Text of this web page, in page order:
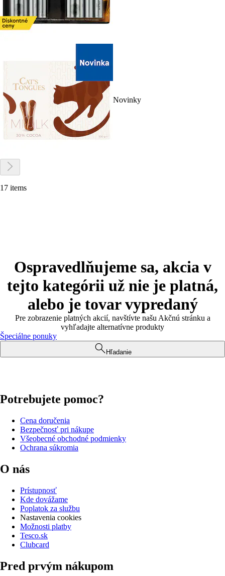
Novinky
17 items
Ospravedlňujeme sa, akcia v
tejto kategórii už nie je platná,
alebo je tovar vypredaný
Pre zobrazenie platných akcií, navštívte našu Akčnú stránku a
vyhľadajte alternatívne produkty
Špeciálne ponuky
Hľadanie
Potrebujete pomoc?
Cena doručenia
Bezpečnosť pri nákupe
Všeobecné obchodné podmienky
Ochrana súkromia
O nás
Prístupnosť
Kde dovážame
Poplatok za službu
Nastavenia cookies
Možnosti platby
Tesco.sk
Clubcard
Pred prvým nákupom